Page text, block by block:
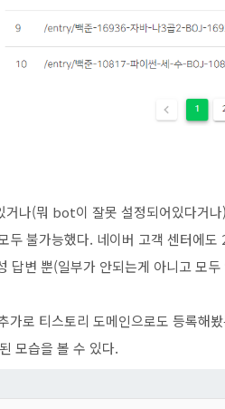
거나(뭐 bot이 잘못 설정되어있다거
두 불가능했다. 네이버 고객 센터에
답변 뿐(일부가 안되는게 아니고 모
가로 티스토리 도메인으로도 등록해
모습을 볼 수 있다.